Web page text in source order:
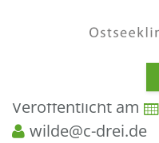
Veröffentlicht am
wilde@c-drei.de